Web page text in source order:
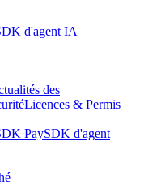
d'agent IA
des
Licences & Permis
PaySDK d'agent